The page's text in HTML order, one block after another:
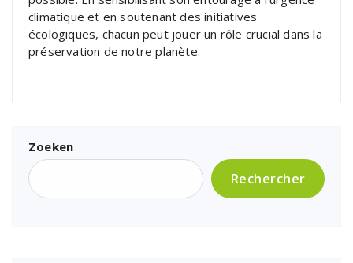
climatique et en soutenant des initiatives
écologiques, chacun peut jouer un rôle crucial dans la
préservation de notre planète.
Zoeken
Rechercher